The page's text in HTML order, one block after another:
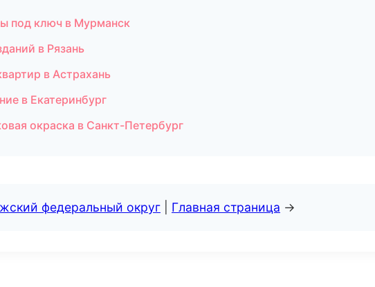
под ключ в Мурманск
в Рязань
в Астрахань
в Екатеринбург
окраска в Санкт-Петербург
федеральный округ Главная страница →